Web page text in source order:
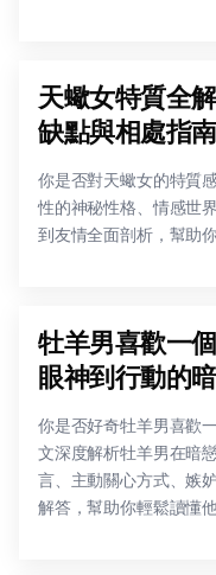
天蠍女特質全
缺點與相處指南
你是否對天蠍女的特質
性的神秘性格、情感世
到友情全面剖析，幫助
牡羊男喜歡一
眼神到行動的
你是否好奇牡羊男喜歡
文深度解析牡羊男在暗
言、主動關心方式、嫉
解答，幫助你輕鬆讀懂